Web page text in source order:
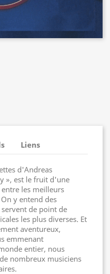
Liens
d'Andreas
», est le fruit d'une
les meilleurs
y entend des
de point de
les plus diverses. Et
aventureux,
emmenant
entier, nous
nombreux musiciens